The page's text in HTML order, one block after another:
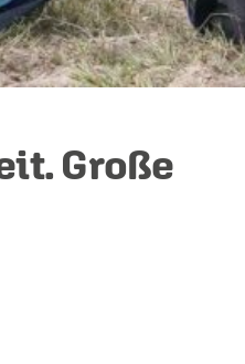
Große